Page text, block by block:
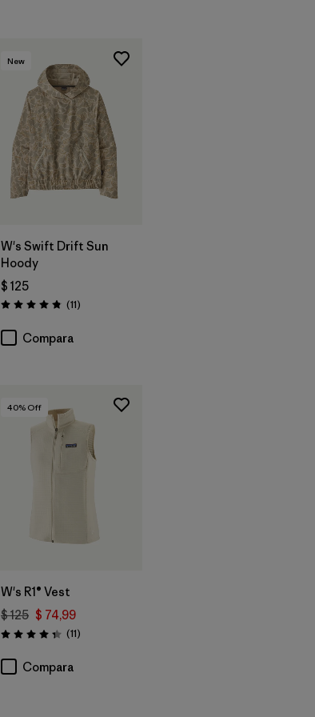
New
W's Swift Drift Sun
Hoody
$ 125
Valoración: 4.8 / 5
(11Comentarios
)
Compara
40% Off
W's R1® Vest
$ 125 $ 74,99
Valoración: 4.4 / 5
(11Comentarios
)
Compara